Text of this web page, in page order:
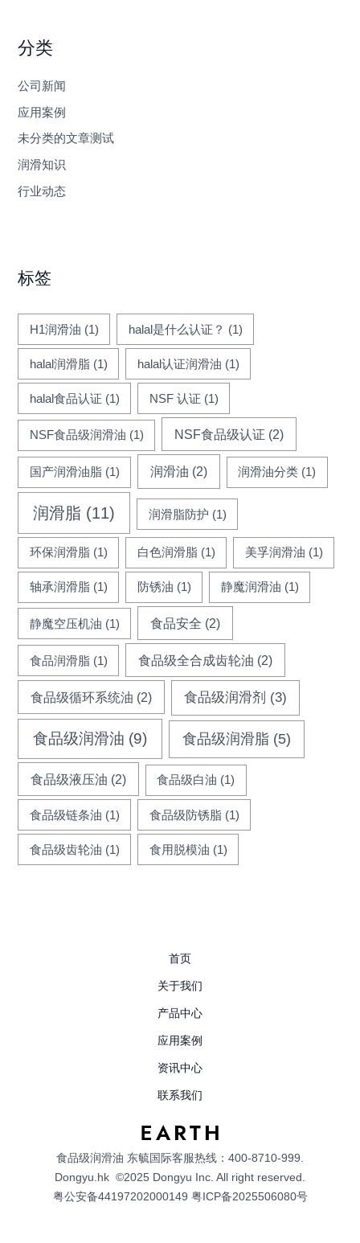
分类
公司新闻
应用案例
未分类的文章测试
润滑知识
行业动态
标签
H1润滑油 (1) halal是什么认证？ (1)
halal润滑脂 (1) halal认证润滑油 (1)
halal食品认证 (1) NSF 认证 (1)
NSF食品级润滑油 (1) NSF食品级认证 (2)
国产润滑油脂 (1) 润滑油 (2) 润滑油分类 (1)
润滑脂 (11) 润滑脂防护 (1)
环保润滑脂 (1) 白色润滑脂 (1) 美孚润滑油 (1)
轴承润滑脂 (1) 防锈油 (1) 静魔润滑油 (1)
静魔空压机油 (1) 食品安全 (2)
食品润滑脂 (1) 食品级全合成齿轮油 (2)
食品级循环系统油 (2) 食品级润滑剂 (3)
食品级润滑油 (9) 食品级润滑脂 (5)
食品级液压油 (2) 食品级白油 (1)
食品级链条油 (1) 食品级防锈脂 (1)
食品级齿轮油 (1) 食用脱模油 (1)
首页
关于我们
产品中心
应用案例
资讯中心
联系我们
食品级润滑油 东毓国际客服热线：400-8710-999.
Dongyu.hk ©2025 Dongyu Inc. All right reserved.
粤公安备44197202000149 粤ICP备2025506080号